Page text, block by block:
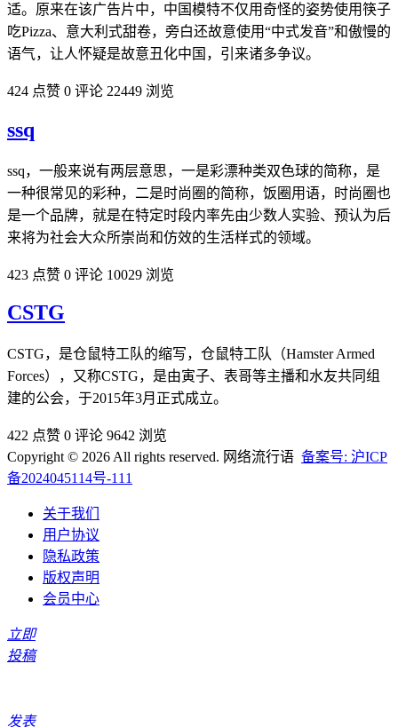
适。原来在该广告片中，中国模特不仅用奇怪的姿势使用筷子
吃Pizza、意大利式甜卷，旁白还故意使用“中式发音”和傲慢的
语气，让人怀疑是故意丑化中国，引来诸多争议。
424 点赞 0 评论 22449 浏览
ssq
ssq，一般来说有两层意思，一是彩漂种类双色球的简称，是
一种很常见的彩种，二是时尚圈的简称，饭圈用语，时尚圈也
是一个品牌，就是在特定时段内率先由少数人实验、预认为后
来将为社会大众所崇尚和仿效的生活样式的领域。
423 点赞 0 评论 10029 浏览
CSTG
CSTG，是仓鼠特工队的缩写，仓鼠特工队（Hamster Armed
Forces），又称CSTG，是由寅子、表哥等主播和水友共同组
建的公会，于2015年3月正式成立。
422 点赞 0 评论 9642 浏览
Copyright © 2026 All rights reserved. 网络流行语 备案号: 沪ICP
备2024045114号-111
关于我们
用户协议
隐私政策
版权声明
会员中心
立即
投稿
发表